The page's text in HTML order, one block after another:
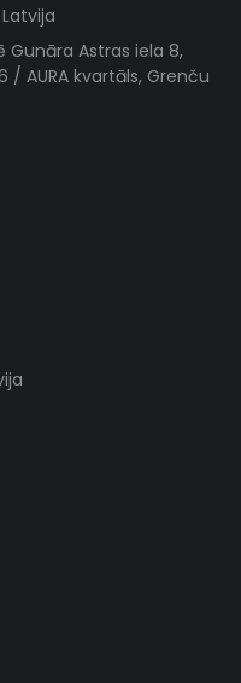
Gunāra Astras iela 8,
/ AURA kvartāls, Grenču